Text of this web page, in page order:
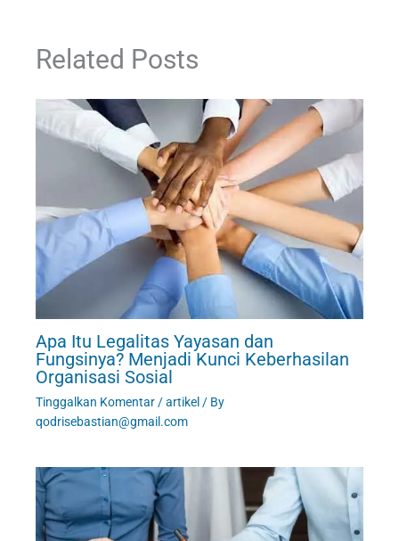
Related Posts
Apa Itu Legalitas Yayasan dan
Fungsinya? Menjadi Kunci Keberhasilan
Organisasi Sosial
Tinggalkan Komentar/artikel / By
qodrisebastian@gmail.com